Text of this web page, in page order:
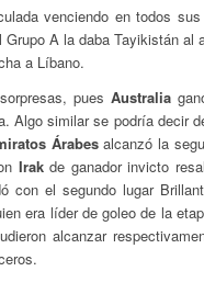
venciendo en todos
A la daba Tayikistán al
a Líbano.
pues Australia
Algo similar se podría decir
Árabesalcanzó la
Irakde ganador invicto
con el segundo lugar
era líder de goleo de la
alcanzar